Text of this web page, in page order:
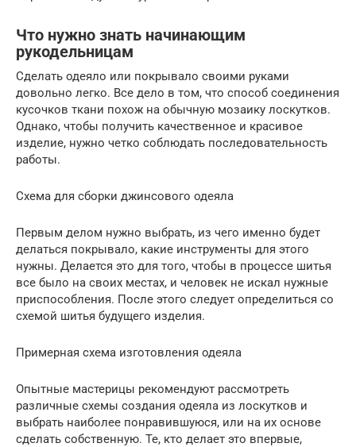
Что нужно знать начинающим
рукодельницам
Сделать одеяло или покрывало своими руками
довольно легко. Все дело в том, что способ соединения
кусочков ткани похож на обычную мозаику лоскутков.
Однако, чтобы получить качественное и красивое
изделие, нужно четко соблюдать последовательность
работы.
Схема для сборки джинсового одеяла
Первым делом нужно выбрать, из чего именно будет
делаться покрывало, какие инструменты для этого
нужны. Делается это для того, чтобы в процессе шитья
все было на своих местах, и человек не искал нужные
приспособления. После этого следует определиться со
схемой шитья будущего изделия.
Примерная схема изготовления одеяла
Опытные мастерицы рекомендуют рассмотреть
различные схемы создания одеяла из лоскутков и
выбрать наиболее понравившуюся, или на их основе
сделать собственную. Те, кто делает это впервые,